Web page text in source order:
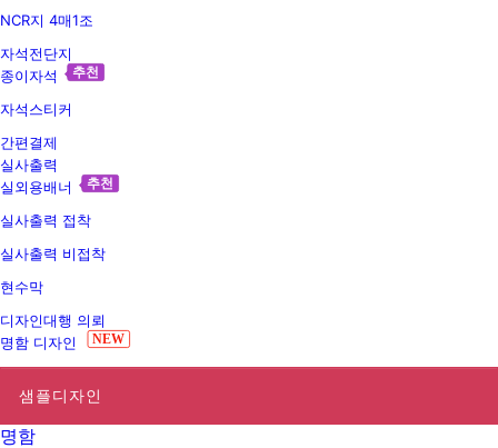
NCR지 4매1조
자석전단지
종이자석
추천
자석스티커
간편결제
실사출력
실외용배너
추천
실사출력 접착
실사출력 비접착
현수막
디자인대행 의뢰
명함 디자인
NEW
샘플디자인
명함